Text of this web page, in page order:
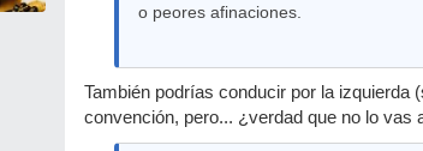
o peores afinaciones.
También podrías conducir por la izquierda
convención, pero... ¿verdad que no lo vas